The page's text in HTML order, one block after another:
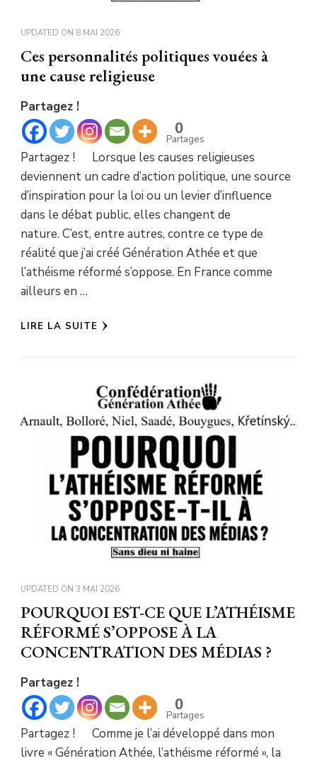
UPDATED ON 8 MAI 2026
Ces personnalités politiques vouées à
une cause religieuse
Partagez !
0
Partages
Partagez ! Lorsque les causes religieuses
deviennent un cadre d’action politique, une source
d’inspiration pour la loi ou un levier d’influence
dans le débat public, elles changent de
nature. C’est, entre autres, contre ce type de
réalité que j’ai créé Génération Athée et que
l’athéisme réformé s’oppose. En France comme
ailleurs en …
LIRE LA SUITE
UPDATED ON 3 MAI 2026
POURQUOI EST-CE QUE L’ATHÉISME
RÉFORMÉ S’OPPOSE À LA
CONCENTRATION DES MÉDIAS ?
Partagez !
0
Partages
Partagez ! Comme je l’ai développé dans mon
livre « Génération Athée, l’athéisme réformé », la